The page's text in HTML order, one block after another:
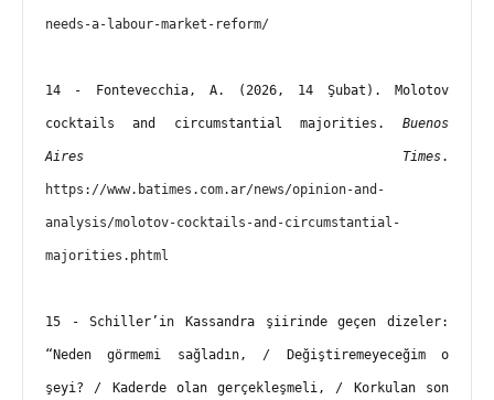
needs-a-labour-market-reform/
14 - Fontevecchia, A. (2026, 14 Şubat). Molotov
cocktails and circumstantial majorities. Buenos
Aires Times
https://www.batimes.com.ar/news/opinion-and-
analysis/molotov-cocktails-and-circumstantial-
majorities.phtml
15 - Schiller’in Kassandra şiirinde geçen dizeler:
“Neden görmemi sağladın, / Değiştiremeyeceğim o
şeyi? / Kaderde olan gerçekleşmeli, / Korkulan son